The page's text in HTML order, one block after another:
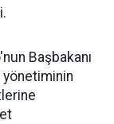
Başbakanı